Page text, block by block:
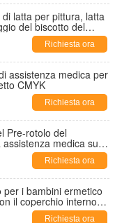
latta per pittura, latta
del biscotto del
Richiesta ora
assistenza medica per
CMYK
Richiesta ora
Pre-rotolo del
medica su
Richiesta ora
i bambini ermetico
il coperchio interno
Richiesta ora